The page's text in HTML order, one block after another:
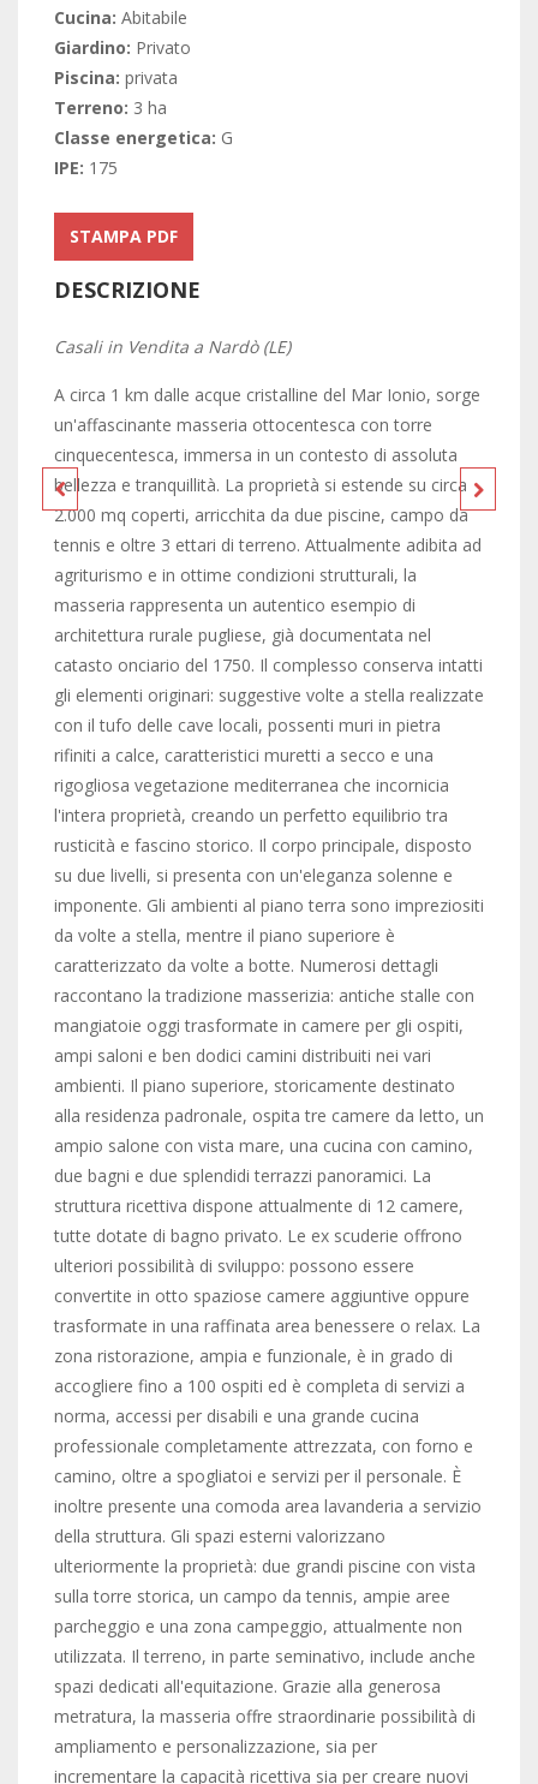
Cucina: Abitabile
Giardino: Privato
Piscina: privata
Terreno: 3 ha
Classe energetica: G
IPE: 175
STAMPA PDF
DESCRIZIONE
Casali in Vendita a Nardò (LE)
A circa 1 km dalle acque cristalline del Mar Ionio, sorge
un'affascinante masseria ottocentesca con torre
cinquecentesca, immersa in un contesto di assoluta
bellezza e tranquillità. La proprietà si estende su circa
2.000 mq coperti, arricchita da due piscine, campo da
tennis e oltre 3 ettari di terreno. Attualmente adibita ad
agriturismo e in ottime condizioni strutturali, la
masseria rappresenta un autentico esempio di
architettura rurale pugliese, già documentata nel
catasto onciario del 1750. Il complesso conserva intatti
gli elementi originari: suggestive volte a stella realizzate
con il tufo delle cave locali, possenti muri in pietra
rifiniti a calce, caratteristici muretti a secco e una
rigogliosa vegetazione mediterranea che incornicia
l'intera proprietà, creando un perfetto equilibrio tra
rusticità e fascino storico. Il corpo principale, disposto
su due livelli, si presenta con un'eleganza solenne e
imponente. Gli ambienti al piano terra sono impreziositi
da volte a stella, mentre il piano superiore è
caratterizzato da volte a botte. Numerosi dettagli
raccontano la tradizione masserizia: antiche stalle con
mangiatoie oggi trasformate in camere per gli ospiti,
ampi saloni e ben dodici camini distribuiti nei vari
ambienti. Il piano superiore, storicamente destinato
alla residenza padronale, ospita tre camere da letto, un
ampio salone con vista mare, una cucina con camino,
due bagni e due splendidi terrazzi panoramici. La
struttura ricettiva dispone attualmente di 12 camere,
tutte dotate di bagno privato. Le ex scuderie offrono
ulteriori possibilità di sviluppo: possono essere
convertite in otto spaziose camere aggiuntive oppure
trasformate in una raffinata area benessere o relax. La
zona ristorazione, ampia e funzionale, è in grado di
accogliere fino a 100 ospiti ed è completa di servizi a
norma, accessi per disabili e una grande cucina
professionale completamente attrezzata, con forno e
camino, oltre a spogliatoi e servizi per il personale. È
inoltre presente una comoda area lavanderia a servizio
della struttura. Gli spazi esterni valorizzano
ulteriormente la proprietà: due grandi piscine con vista
sulla torre storica, un campo da tennis, ampie aree
parcheggio e una zona campeggio, attualmente non
utilizzata. Il terreno, in parte seminativo, include anche
spazi dedicati all'equitazione. Grazie alla generosa
metratura, la masseria offre straordinarie possibilità di
ampliamento e personalizzazione, sia per
incrementare la capacità ricettiva sia per creare nuovi